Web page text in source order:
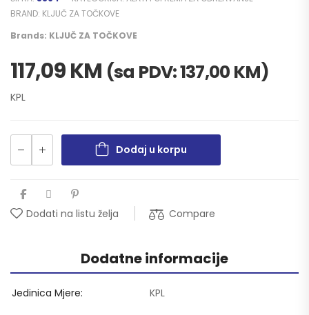
BRAND: KLJUČ ZA TOČKOVE
Brands: KLJUČ ZA TOČKOVE
117,09KM (sa PDV:137,00 KM)
KPL
Dodaj u korpu
Dodati na listu želja Compare
Dodatne informacije
Jedinica Mjere KPL